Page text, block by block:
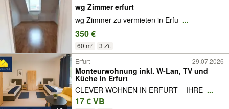
wg Zimmer erfurt
wg Zimmer zu vermieten in Erfu ...
350 €
60 m² 3 Zi.
Erfurt 29.07.2026
Monteurwohnung inkl. W-Lan, TV und
Küche in Erfurt
CLEVER WOHNEN IN ERFURT – IHRE ...
17 € VB